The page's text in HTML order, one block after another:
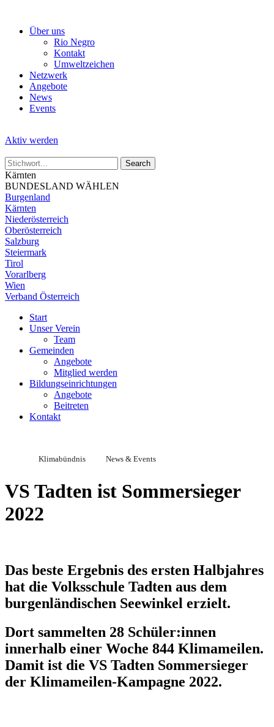
Über uns
Rio Negro
Kontakt
Umweltzeichen
Netzwerk
Angebote
News
Events
Aktiv werden
Kärnten
BUNDESLAND WÄHLEN
Burgenland
Kärnten
Niederösterreich
Oberösterreich
Salzburg
Steiermark
Tirol
Vorarlberg
Wien
Verband Österreich
Start
Unser Verein
Team
Gemeinden
Angebote
Mitglied werden
Bildungseinrichtungen
Angebote
Beitreten
Kontakt
Klimabündnis News & Events
VS Tadten ist Sommersieger
2022
Das beste Ergebnis des ersten Halbjahres
hat die Volksschule Tadten aus dem
burgenländischen Seewinkel erzielt.
Dort sammelten 28 Schüler:innen
innerhalb einer Woche 844 Klimameilen.
Damit ist die VS Tadten Sommersieger
der Klimameilen-Kampagne 2022.